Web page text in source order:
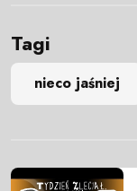
Tagi
nieco jaśniej